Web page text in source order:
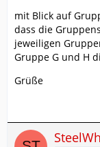
mit Blick auf
dass die
jeweiligen
Gruppe G und H
Grüße